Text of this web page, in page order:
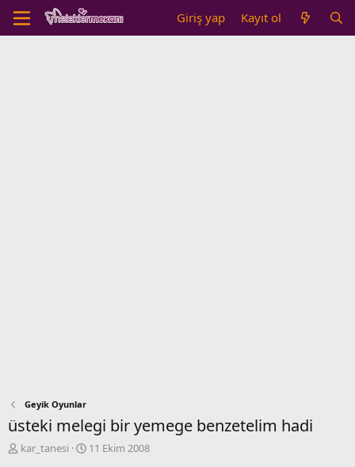
Giriş yap Kayıt ol
Geyik Oyunlar
üsteki melegi bir yemege benzetelim hadi
K
kar_tanesi
B11 Ekim 2008